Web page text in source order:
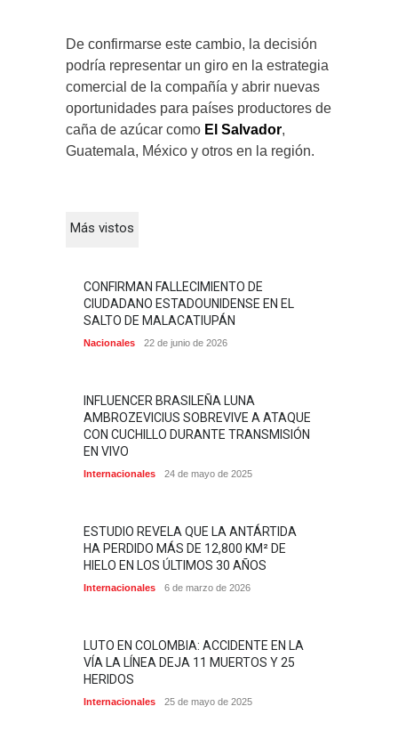
De confirmarse este cambio, la decisión
podría representar un giro en la estrategia
comercial de la compañía y abrir nuevas
oportunidades para países productores de
caña de azúcar como El Salvador,
Guatemala, México y otros en la región.
Más vistos
CONFIRMAN FALLECIMIENTO DE
CIUDADANO ESTADOUNIDENSE EN EL
SALTO DE MALACATIUPÁN
Nacionales 22 de junio de 2026
INFLUENCER BRASILEÑA LUNA
AMBROZEVICIUS SOBREVIVE A ATAQUE
CON CUCHILLO DURANTE TRANSMISIÓN
EN VIVO
Internacionales 24 de mayo de 2025
ESTUDIO REVELA QUE LA ANTÁRTIDA
HA PERDIDO MÁS DE 12,800 KM² DE
HIELO EN LOS ÚLTIMOS 30 AÑOS
Internacionales 6 de marzo de 2026
LUTO EN COLOMBIA: ACCIDENTE EN LA
VÍA LA LÍNEA DEJA 11 MUERTOS Y 25
HERIDOS
Internacionales 25 de mayo de 2025